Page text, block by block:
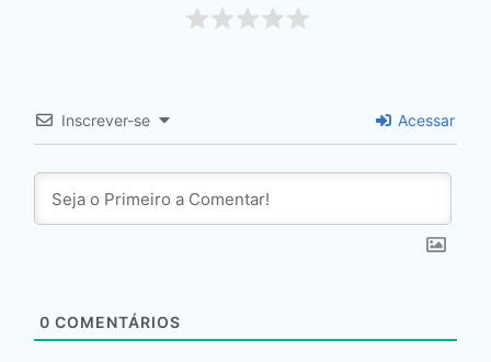
Inscrever-se Acessar
0 COMENTÁRIOS